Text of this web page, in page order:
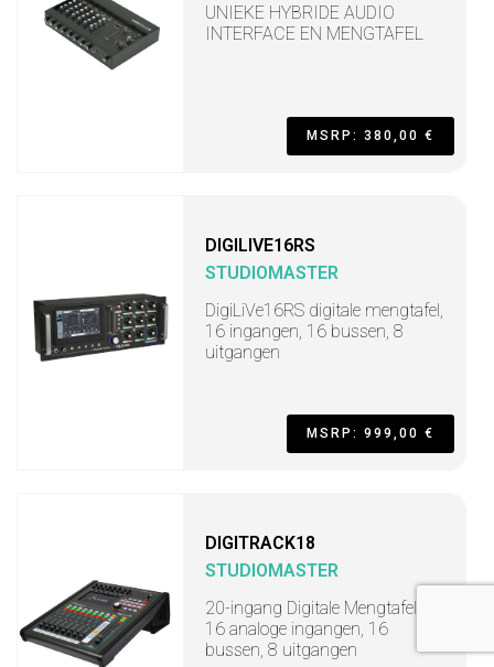
UNIEKE HYBRIDE AUDIO
INTERFACE EN MENGTAFEL
MSRP: 380,00 €
DIGILIVE16RS
STUDIOMASTER
DigiLiVe16RS digitale mengtafel,
16 ingangen, 16 bussen, 8
uitgangen
MSRP: 999,00 €
DIGITRACK18
STUDIOMASTER
20-ingang Digitale Mengtafel,
16 analoge ingangen, 16
bussen, 8 uitgangen